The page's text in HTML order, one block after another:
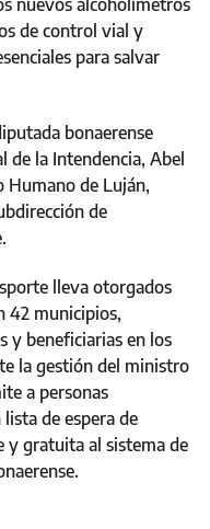
nuevos alcoholímetros
de control vial y
para salvar
bonaerense
de la Intendencia, Abel
Humano de Luján,
de
lleva otorgados
42 municipios,
y beneficiarias en los
la gestión del ministro
a personas
de espera de
y gratuita al sistema de